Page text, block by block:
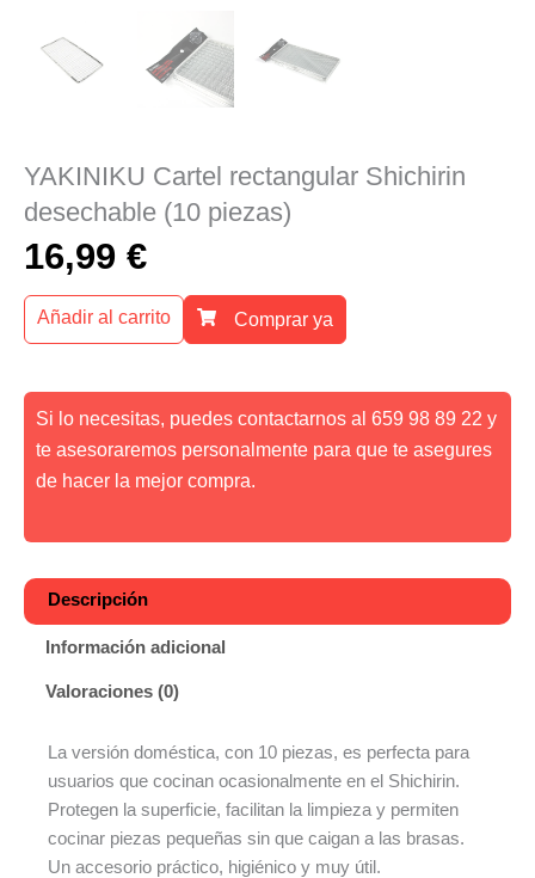
YAKINIKU Cartel rectangular Shichirin
desechable (10 piezas)
16,99 €
Añadir al carrito Comprar ya
Si lo necesitas, puedes contactarnos al 659 98 89 22 y
te asesoraremos personalmente para que te asegures
de hacer la mejor compra.
Descripción
Información adicional
Valoraciones (0)
La versión doméstica, con 10 piezas, es perfecta para
usuarios que cocinan ocasionalmente en el Shichirin.
Protegen la superficie, facilitan la limpieza y permiten
cocinar piezas pequeñas sin que caigan a las brasas.
Un accesorio práctico, higiénico y muy útil.